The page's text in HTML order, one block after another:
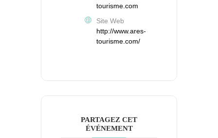
tourisme.com
Site Web
http://www.ares-
tourisme.com/
PARTAGEZ CET
ÉVÉNEMENT